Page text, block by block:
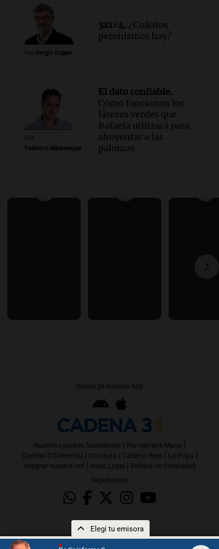
Elegí tu emisora
Por Sergio Suppo
3x1=4. ¿Cuántos
peronismos hay?
Por
Federico Albarenque
El dato confiable.
Cómo funcionan los
láseres verdes que
Rafaela utilizará para
ahuyentar a las
palomas
Descargá nuestra App
Nuestros padres fundadores | Por siempre Mario |
Cadena 3 Comercial | Contacto | Cadena Heat | La Popu |
Integrar nuestra red | Aviso Legal | Política de Privacidad
Seguinos en